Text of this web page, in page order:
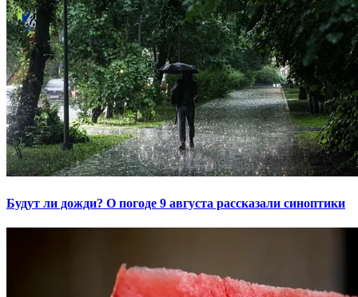
Будут ли дожди? О погоде 9 августа рассказали синоптики